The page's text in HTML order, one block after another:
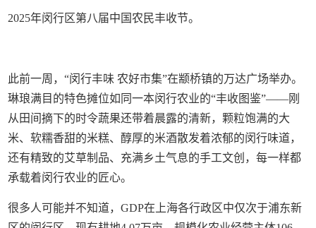
2025年闵行区第八届中国农民丰收节。
此前一周，“闵行丰味 农好市集”在颛桥镇的万达广场举办。
琳琅满目的特色摊位如同一本闵行农业的“丰收图鉴”——刚
从田间摘下的时令蔬果还带着晨露的清新，颗粒饱满的大
米、软糯香甜的米糕、醇厚的米酒散发着浓郁的闵行味道，
还有精致的艾草制品、充满乡土气息的手工文创，每一样都
承载着闵行农业的匠心。
很多人可能并不知道，GDP在上海各行政区中仅次于浦东新